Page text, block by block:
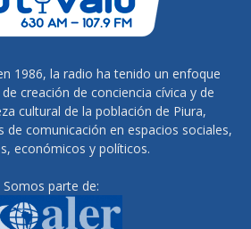
1986, la radio ha tenido un enfoque
creación de conciencia cívica y de
cultural de la población de Piura,
de comunicación en espacios sociales,
económicos y políticos.
Somos parte de: